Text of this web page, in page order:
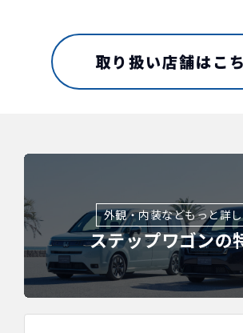
取り扱い店舗はこ
外観・内装などもっと詳
ステップワゴンの